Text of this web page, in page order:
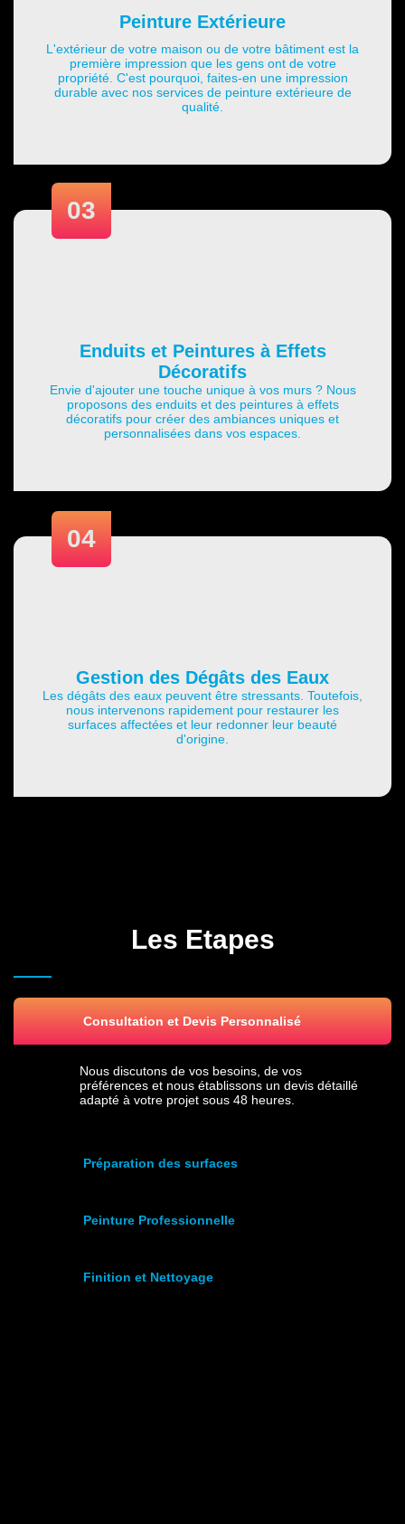
Peinture Extérieure
L'extérieur de votre maison ou de votre bâtiment est la
première impression que les gens ont de votre
propriété. C'est pourquoi, faites-en une impression
durable avec nos services de peinture extérieure de
qualité.
Enduits et Peintures à Effets
Décoratifs
Envie d'ajouter une touche unique à vos murs ? Nous
proposons des enduits et des peintures à effets
décoratifs pour créer des ambiances uniques et
personnalisées dans vos espaces.
03
Gestion des Dégâts des Eaux
Les dégâts des eaux peuvent être stressants. Toutefois,
nous intervenons rapidement pour restaurer les
surfaces affectées et leur redonner leur beauté
d'origine.
04
Les Etapes
Consultation et Devis Personnalisé
Nous discutons de vos besoins, de vos
préférences et nous établissons un devis détaillé
adapté à votre projet sous 48 heures.
Préparation des surfaces
Peinture Professionnelle
Finition et Nettoyage